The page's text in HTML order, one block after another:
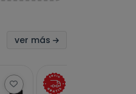
ver más